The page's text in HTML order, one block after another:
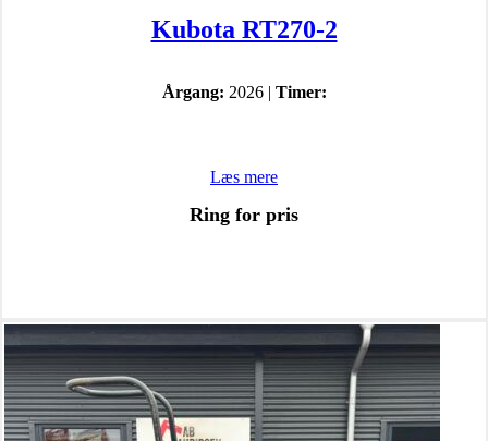
Kubota RT270-2
Årgang: 2026 | Timer:
Læs mere
Ring for pris